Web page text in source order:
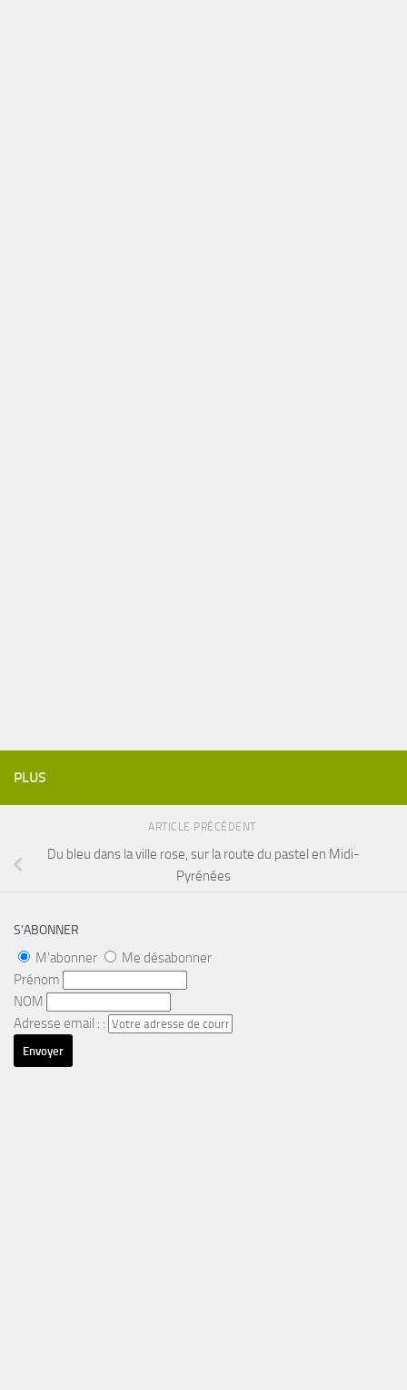
PLUS
ARTICLE PRÉCÉDENT
Du bleu dans la ville rose, sur la route du pastel en Midi-
Pyrénées
S’ABONNER
M'abonner
Me désabonner
Prénom
NOM
Adresse email : :